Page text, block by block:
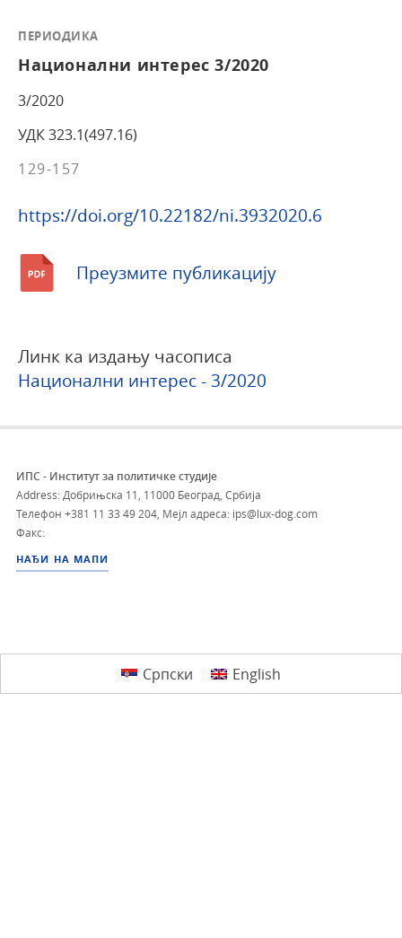
ПЕРИОДИКА
Национални интерес 3/2020
3/2020
УДК 323.1(497.16)
129-157
https://doi.org/10.22182/ni.3932020.6
Преузмите публикацију
Линк ка издању часописа
Национални интерес - 3/2020
ИПС - Институт за политичке студије
Address: Добрињска 11, 11000 Београд, Србија
Телефон +381 11 33 49 204, Мејл адреса: ips@lux-dog.com
Факс:
НАЂИ НА МАПИ
Српски English